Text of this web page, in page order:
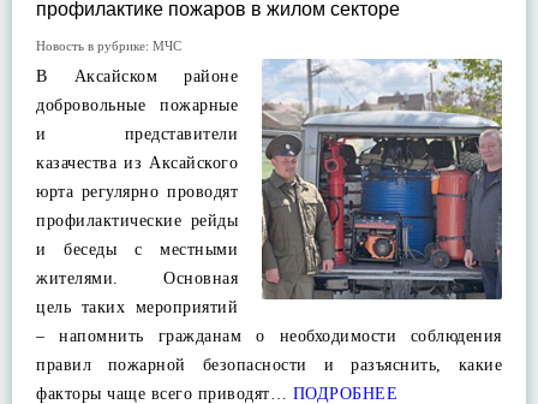
профилактике пожаров в жилом секторе
Новость в рубрике: МЧС
В Аксайском районе
добровольные пожарные
и представители
казачества из Аксайского
юрта регулярно проводят
профилактические рейды
и беседы с местными
жителями. Основная
цель таких мероприятий
– напомнить гражданам о необходимости соблюдения
правил пожарной безопасности и разъяснить, какие
факторы чаще всего приводят… ПОДРОБНЕЕ